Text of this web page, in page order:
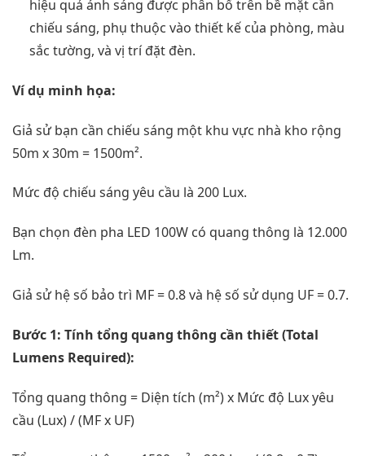
hiệu quả ánh sáng được phân bổ trên bề mặt cần
chiếu sáng, phụ thuộc vào thiết kế của phòng, màu
sắc tường, và vị trí đặt đèn.
Ví dụ minh họa:
Giả sử bạn cần chiếu sáng một khu vực nhà kho rộng
50m x 30m = 1500m².
Mức độ chiếu sáng yêu cầu là 200 Lux.
Bạn chọn đèn pha LED 100W có quang thông là 12.000
Lm.
Giả sử hệ số bảo trì MF = 0.8 và hệ số sử dụng UF = 0.7.
Bước 1: Tính tổng quang thông cần thiết (Total
Lumens Required):
Tổng quang thông = Diện tích (m²) x Mức độ Lux yêu
cầu (Lux) / (MF x UF)